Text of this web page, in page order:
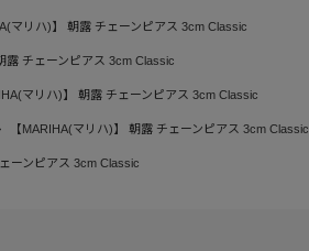
マリハ)】 朝露 チェーンピアス 3cm Classic
露 チェーンピアス 3cm Classic
マリハ)】 朝露 チェーンピアス 3cm Classic
【MARIHA(マリハ)】 朝露 チェーンピアス 3cm Classic
ーンピアス 3cm Classic